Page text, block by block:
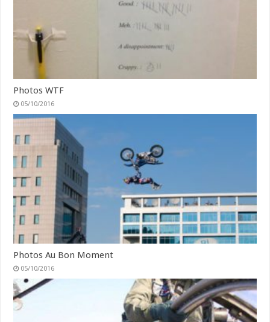
Photos WTF
05/10/2016
Photos Au Bon Moment
05/10/2016